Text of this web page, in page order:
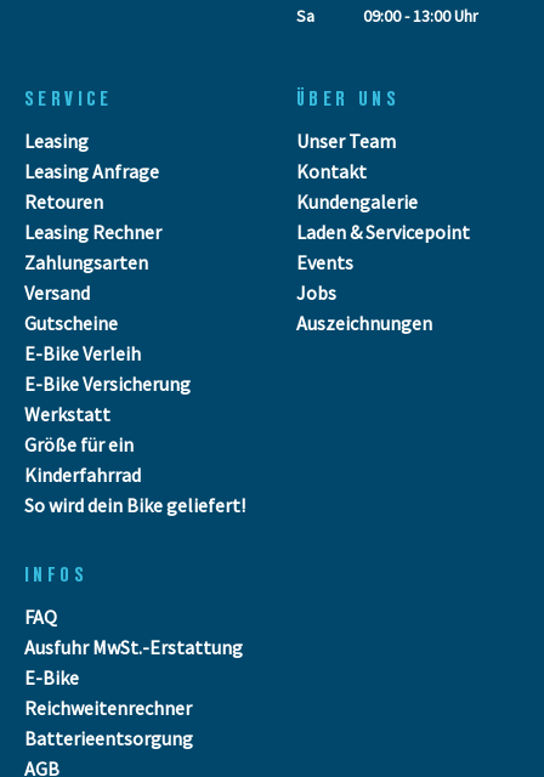
Sa
09:00 - 13:00 Uhr
SERVICE
Leasing
Leasing Anfrage
Retouren
Leasing Rechner
Zahlungsarten
Versand
Gutscheine
E-Bike Verleih
E-Bike Versicherung
Werkstatt
Größe für ein
Kinderfahrrad
So wird dein Bike geliefert!
ÜBER UNS
Unser Team
Kontakt
Kundengalerie
Laden & Servicepoint
Events
Jobs
Auszeichnungen
INFOS
FAQ
Ausfuhr MwSt.-Erstattung
E-Bike
Reichweitenrechner
Batterieentsorgung
AGB